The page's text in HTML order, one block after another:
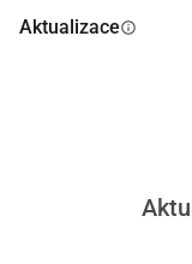
Aktualizaceinfo